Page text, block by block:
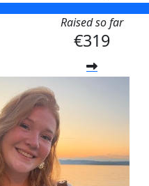
Raised so far
€319